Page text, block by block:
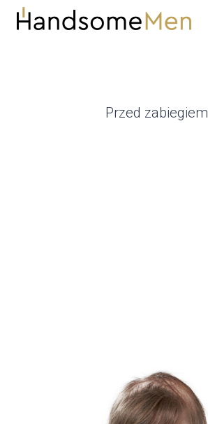
Przeskocz
Przed zabiegiem